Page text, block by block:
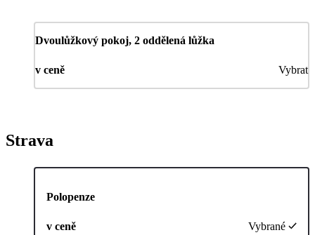
Dvoulůžkový pokoj, 2 oddělená lůžka
v ceně Vybrat
Strava
Polopenze
v ceně Vybrané